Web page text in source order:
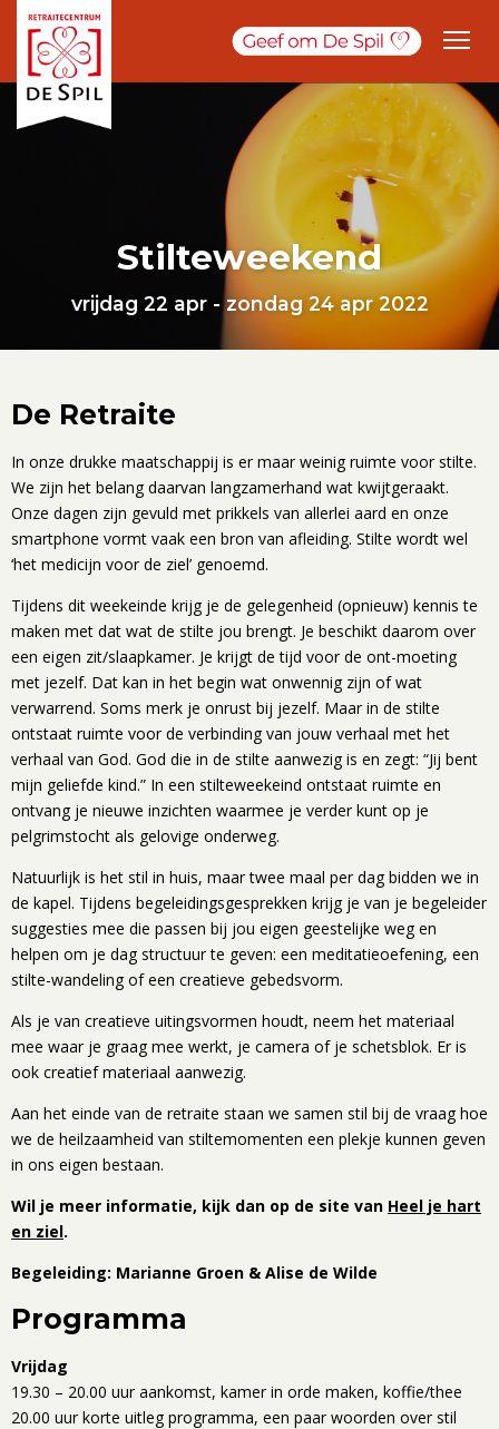
Stilteweekend
vrijdag 22 apr - zondag 24 apr 2022
De Retraite
In onze drukke maatschappij is er maar weinig ruimte voor stilte.
We zijn het belang daarvan langzamerhand wat kwijtgeraakt.
Onze dagen zijn gevuld met prikkels van allerlei aard en onze
smartphone vormt vaak een bron van afleiding. Stilte wordt wel
‘het medicijn voor de ziel’ genoemd.
Tijdens dit weekeinde krijg je de gelegenheid (opnieuw) kennis te
maken met dat wat de stilte jou brengt. Je beschikt daarom over
een eigen zit/slaapkamer. Je krijgt de tijd voor de ont-moeting
met jezelf. Dat kan in het begin wat onwennig zijn of wat
verwarrend. Soms merk je onrust bij jezelf. Maar in de stilte
ontstaat ruimte voor de verbinding van jouw verhaal met het
verhaal van God. God die in de stilte aanwezig is en zegt: “Jij bent
mijn geliefde kind.” In een stilteweekeind ontstaat ruimte en
ontvang je nieuwe inzichten waarmee je verder kunt op je
pelgrimstocht als gelovige onderweg.
Natuurlijk is het stil in huis, maar twee maal per dag bidden we in
de kapel. Tijdens begeleidingsgesprekken krijg je van je begeleider
suggesties mee die passen bij jou eigen geestelijke weg en
helpen om je dag structuur te geven: een meditatieoefening, een
stilte-wandeling of een creatieve gebedsvorm.
Als je van creatieve uitingsvormen houdt, neem het materiaal
mee waar je graag mee werkt, je camera of je schetsblok. Er is
ook creatief materiaal aanwezig.
Aan het einde van de retraite staan we samen stil bij de vraag hoe
we de heilzaamheid van stiltemomenten een plekje kunnen geven
in ons eigen bestaan.
Wil je meer informatie, kijk dan op de site van Heel je hart
en ziel.
Begeleiding: Marianne Groen & Alise de Wilde
Programma
Vrijdag
19.30 – 20.00 uur aankomst, kamer in orde maken, koffie/thee
20.00 uur korte uitleg programma, een paar woorden over stil